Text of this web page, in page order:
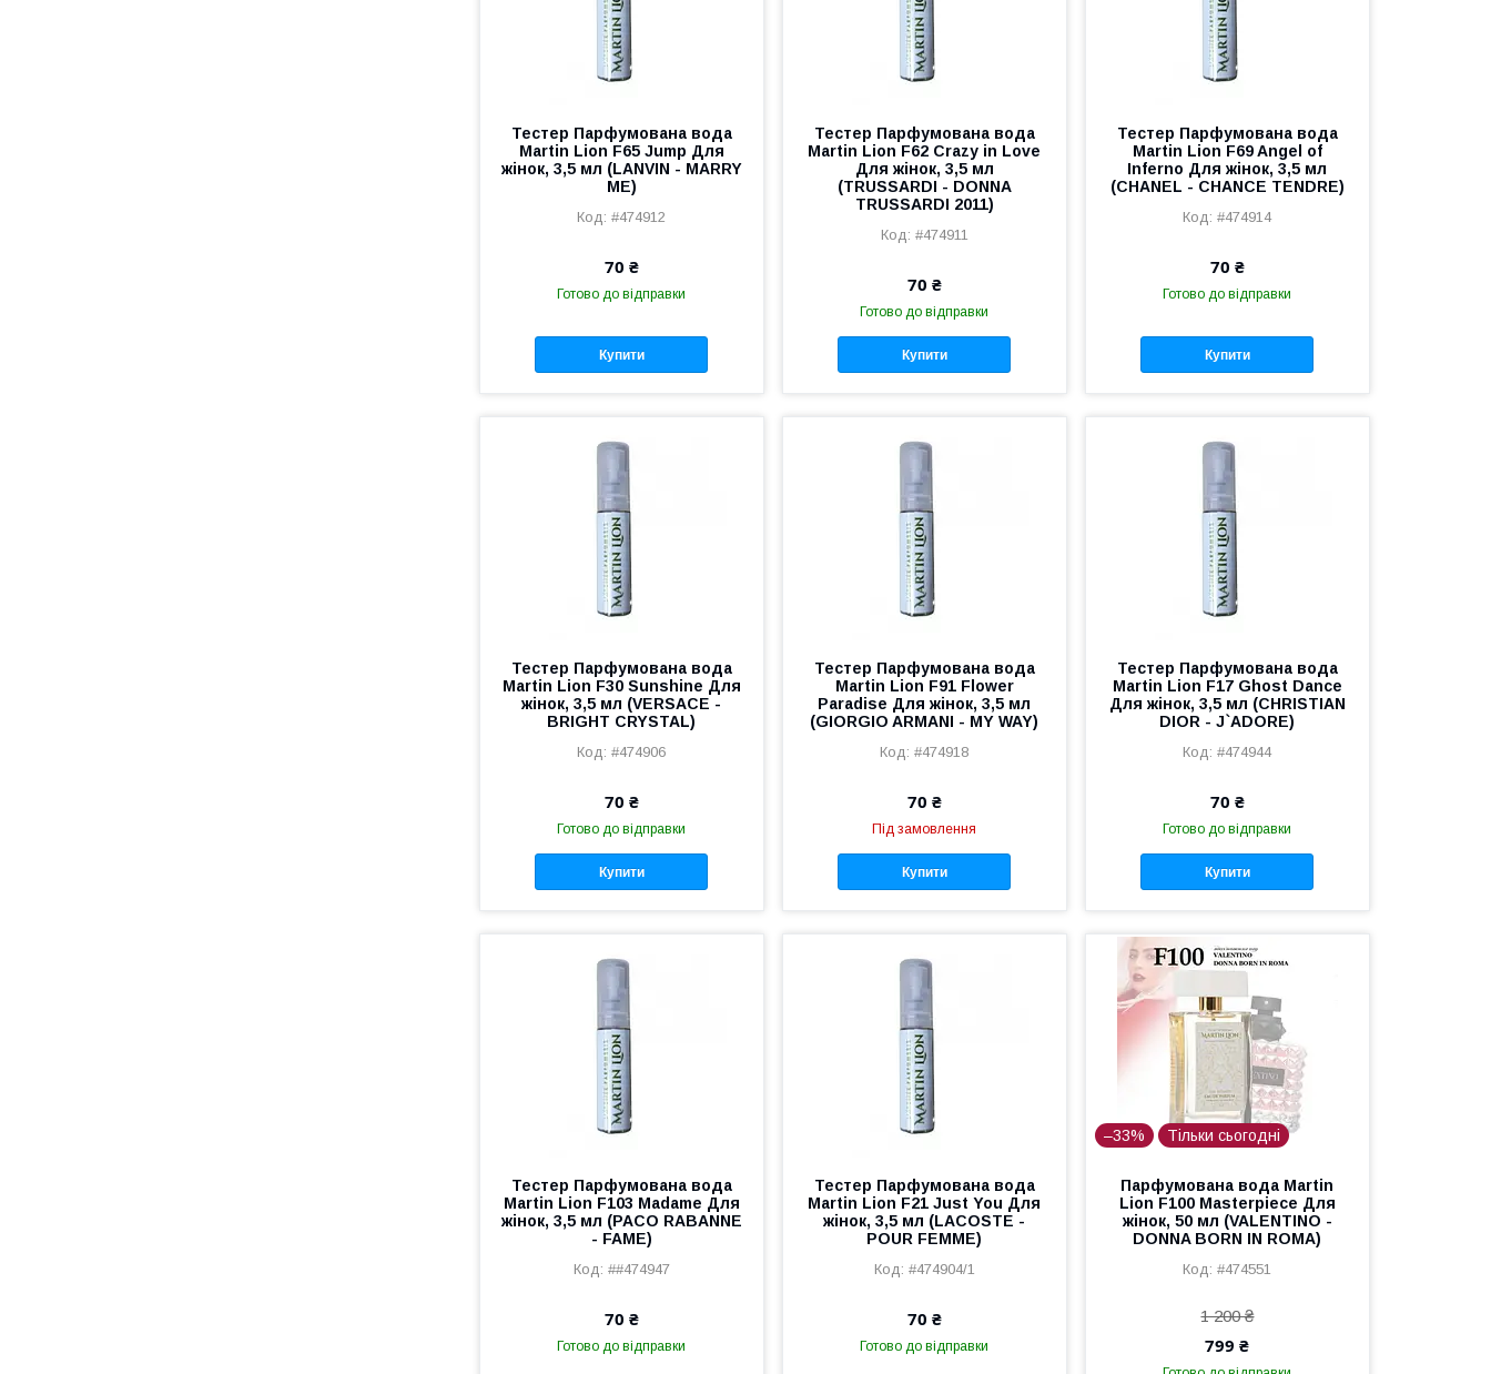
Тестер Парфумована вода
Martin Lion F65 Jump Для
жінок, 3,5 мл (LANVIN - MARRY
ME)
#474912
70 ₴
Готово до відправки
Купити
Тестер Парфумована вода
Martin Lion F62 Crazy in Love
Для жінок, 3,5 мл
(TRUSSARDI - DONNA
TRUSSARDI 2011)
#474911
70 ₴
Готово до відправки
Купити
Тестер Парфумована вода
Martin Lion F69 Angel of
Inferno Для жінок, 3,5 мл
(СHANEL - CHANCE TENDRE)
#474914
70 ₴
Готово до відправки
Купити
Тестер Парфумована вода
Martin Lion F30 Sunshine Для
жінок, 3,5 мл (VERSACE -
BRIGHT CRYSTAL)
#474906
70 ₴
Готово до відправки
Купити
Тестер Парфумована вода
Martin Lion F91 Flower
Paradise Для жінок, 3,5 мл
(GIORGIO ARMANI - MY WAY)
#474918
70 ₴
Під замовлення
Купити
Тестер Парфумована вода
Martin Lion F17 Ghost Dance
Для жінок, 3,5 мл (CHRISTIAN
DIOR - J`ADORE)
#474944
70 ₴
Готово до відправки
Купити
Тестер Парфумована вода
Martin Lion F103 Madame Для
жінок, 3,5 мл (PACO RABANNE
- FAME)
##474947
70 ₴
Готово до відправки
Тестер Парфумована вода
Martin Lion F21 Just You Для
жінок, 3,5 мл (LACOSTE -
POUR FEMME)
#474904/1
70 ₴
Готово до відправки
–33% Тільки сьогодні
Парфумована вода Martin
Lion F100 Masterpiece Для
жінок, 50 мл (VALENTINO -
DONNA BORN IN ROMA)
#474551
1 200 ₴
799 ₴